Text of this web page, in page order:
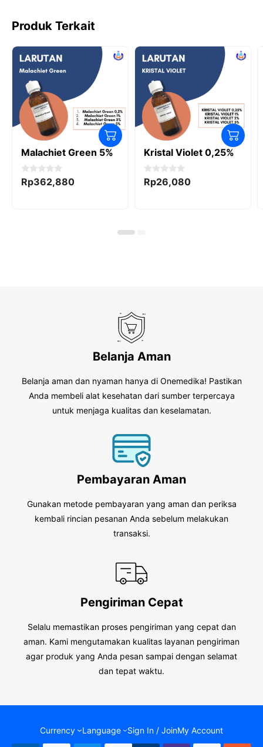
Produk Terkait
Malachiet Green 5%
0
o
Rp362,880
Kristal Violet 0,25%
0
o
Rp26,080
Belanja Aman
Belanja aman dan nyaman hanya di Onemedika! Pastikan
Anda membeli alat kesehatan dari sumber terpercaya
untuk menjaga kualitas dan keselamatan.
Pembayaran Aman
Gunakan metode pembayaran yang aman dan periksa
kembali rincian pesanan Anda sebelum melakukan
transaksi.
Pengiriman Cepat
Selalu memastikan proses pengiriman yang cepat dan
aman. Kami mengutamakan kualitas layanan pengiriman
agar produk yang Anda pesan sampai dengan selamat
dan tepat waktu.
Currency Language Sign In / JoinMy Account